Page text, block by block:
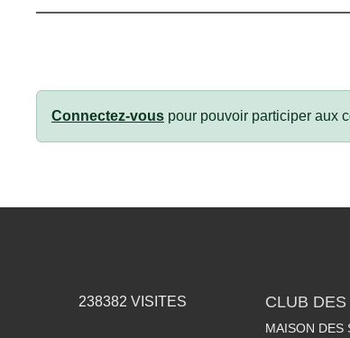
Connectez-vous pour pouvoir participer aux
238382 VISITES CLUB
MAISON DES